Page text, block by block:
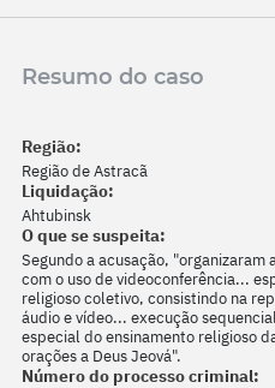
Resumo do caso
Região:
Região de Astracã
Liquidação:
Ahtubinsk
O que se suspeita:
Segundo a acusação,
com o uso de videoconferência...
religioso coletivo, consistindo na
áudio e vídeo... execução
especial do ensinamento religioso
orações a Deus Jeová".
Número do processo criminal: